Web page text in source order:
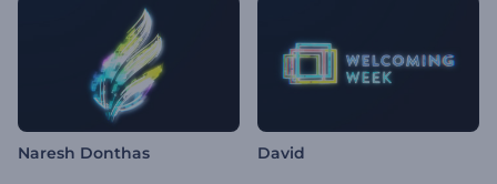
Naresh Donthas David